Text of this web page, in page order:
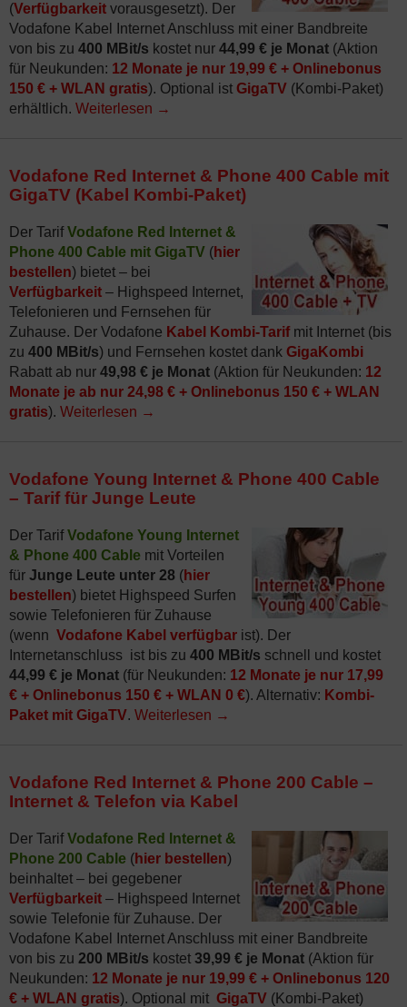
(Verfügbarkeit vorausgesetzt). Der
Vodafone Kabel Internet Anschluss mit einer Bandbreite
von bis zu 400 MBit/s kostet nur 44,99 € je Monat (Aktion
für Neukunden: 12 Monate je nur 19,99 € + Onlinebonus
150 € + WLAN gratis). Optional ist GigaTV (Kombi-Paket)
erhältlich. Weiterlesen →
Vodafone Red Internet & Phone 400 Cable mit
GigaTV (Kabel Kombi-Paket)
Der TarifVodafone Red Internet &
Phone 400 Cable mit GigaTV (hier
bestellen) bietet – bei
Verfügbarkeit – Highspeed Internet,
Telefonieren und Fernsehen für
Zuhause. Der Vodafone Kabel Kombi-Tarifmit Internet (bis
zu 400 MBit/s) und Fernsehen kostet dank GigaKombi
Rabatt ab nur 49,98 € je Monat (Aktion für Neukunden: 12
Monate je ab nur 24,98 € + Onlinebonus 150 € + WLAN
gratis). Weiterlesen →
Vodafone Young Internet & Phone 400 Cable
– Tarif für Junge Leute
Der TarifVodafone Young Internet
& Phone 400 Cable mit Vorteilen
für Junge Leute unter 28 (hier
bestellen) bietet Highspeed Surfen
sowie Telefonieren für Zuhause
(wenn Vodafone Kabel verfügbar ist). Der
Internetanschluss ist bis zu 400 MBit/s schnell und kostet
44,99 € je Monat (für Neukunden: 12 Monate je nur 17,99
€ + Onlinebonus 150 € + WLAN 0 €). Alternativ: Kombi-
Paket mit GigaTV. Weiterlesen →
Vodafone Red Internet & Phone 200 Cable –
Internet & Telefon via Kabel
Der TarifVodafone Red Internet &
Phone 200 Cable (hier bestellen)
beinhaltet – bei gegebener
Verfügbarkeit – Highspeed Internet
sowie Telefonie für Zuhause. Der
Vodafone Kabel Internet Anschluss mit einer Bandbreite
von bis zu 200 MBit/s kostet 39,99 € je Monat (Aktion für
Neukunden: 12 Monate je nur 19,99 € + Onlinebonus 120
€ + WLAN gratis). Optional mit GigaTV (Kombi-Paket)